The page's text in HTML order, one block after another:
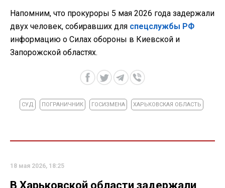
Напомним, что прокуроры 5 мая 2026 года задержали
двух человек, собиравших для спецслужбы РФ
информацию о Силах обороны в Киевской и
Запорожской областях.
СУД ПОГРАНИЧНИК ГОСИЗМЕНА ХАРЬКОВСКАЯ ОБЛАСТЬ
18 мая 2026, 18:25
В Харьковской области задержали